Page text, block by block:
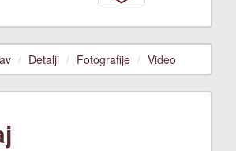
Detalji Fotografije Video